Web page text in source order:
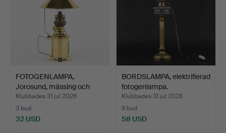
FOTOGENLAMPA,
Jorosund, mässing och
glas.
Klubbades 31 jul 2026
3 bud
32 USD
BORDSLAMPA, elektrifierad
fotogenlampa.
Klubbades 31 jul 2026
9 bud
58 USD